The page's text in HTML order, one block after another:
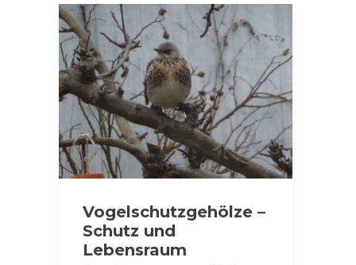
Vogelschutzgehölze –
Schutz und
Lebensraum